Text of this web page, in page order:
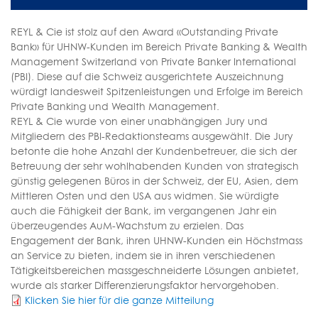
REYL & Cie ist stolz auf den Award «Outstanding Private
Bank» für UHNW-Kunden im Bereich Private Banking & Wealth
Management Switzerland von Private Banker International
(PBI). Diese auf die Schweiz ausgerichtete Auszeichnung
würdigt landesweit Spitzenleistungen und Erfolge im Bereich
Private Banking und Wealth Management.
REYL & Cie wurde von einer unabhängigen Jury und
Mitgliedern des PBI-Redaktionsteams ausgewählt. Die Jury
betonte die hohe Anzahl der Kundenbetreuer, die sich der
Betreuung der sehr wohlhabenden Kunden von strategisch
günstig gelegenen Büros in der Schweiz, der EU, Asien, dem
Mittleren Osten und den USA aus widmen. Sie würdigte
auch die Fähigkeit der Bank, im vergangenen Jahr ein
überzeugendes AuM-Wachstum zu erzielen. Das
Engagement der Bank, ihren UHNW-Kunden ein Höchstmass
an Service zu bieten, indem sie in ihren verschiedenen
Tätigkeitsbereichen massgeschneiderte Lösungen anbietet,
wurde als starker Differenzierungsfaktor hervorgehoben.
Klicken Sie hier für die ganze Mitteilung